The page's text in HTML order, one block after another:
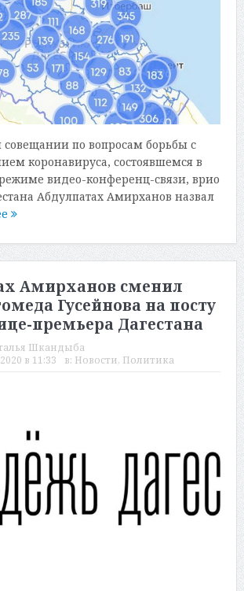
совещании по вопросам борьбы с
коронавируса, состоявшемся в
видео-конференц-связи, врио
Абдулпатах Амирханов назвал
Амирханов сменил
Гусейнова на посту
премьера Дагестана
Шкандыба
в 11:33 в: Новости, Политика